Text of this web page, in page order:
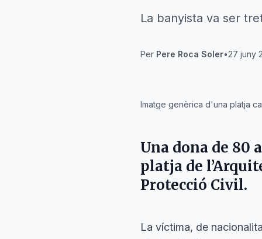
La banyista va ser
Per Pere Roca Soler•27 juny
Imatge genèrica d'una platja
Una dona de 80
platja de
Protecció Civil.
La víctima, de